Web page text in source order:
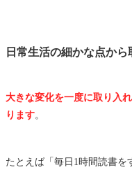
日常生活の細かな点か
大きな変化を一度に取り入
ります。
たとえば「毎日1時間読書